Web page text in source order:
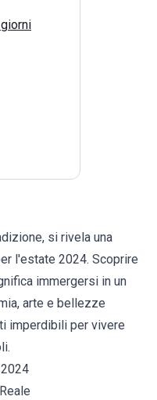
si rivela una
l'estate 2024. Scoprire
immergersi in un
arte e bellezze
imperdibili per vivere